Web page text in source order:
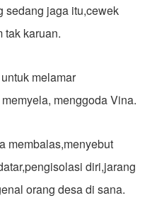
sedang jaga itu,cewek
tak karuan.
melamar
menggoda Vina.
membalas,menyebut
diri,jarang
orang desa di sana.